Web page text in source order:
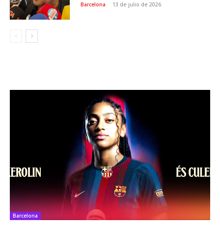
Barcelona 13 de julio de 2026
Barcelona